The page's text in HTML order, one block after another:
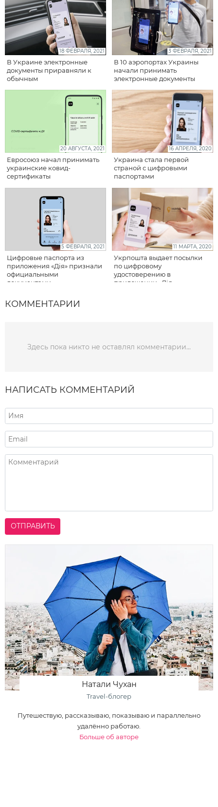
18 ФЕВРАЛЯ, 2021
В Украине электронные
документы приравняли к
обычным
3 ФЕВРАЛЯ, 2021
В 10 аэропортах Украины
начали принимать
электронные документы
20 АВГУСТА, 2021
Евросоюз начал принимать
украинские ковид-
сертификаты
16 АПРЕЛЯ, 2020
Украина стала первой
страной с цифровыми
паспортами
5 ФЕВРАЛЯ, 2021
Цифровые паспорта из
приложения «Дія» признали
официальными
документами
11 МАРТА, 2020
Укрпошта выдает посылки
по цифровому
удостоверению в
приложении «Дія»
КОММЕНТАРИИ
Здесь пока никто не оставлял комментарии...
НАПИСАТЬ КОММЕНТАРИЙ
ОТПРАВИТЬ
Натали Чухан
Travel-блогер
Путешествую, рассказываю, показываю и параллельно
удалённо работаю.
Больше об авторе